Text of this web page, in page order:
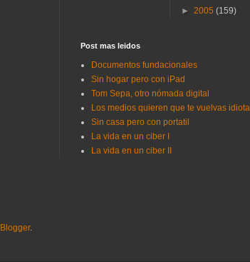
► 2005 (159)
Post mas lei­dos
Documentos fundacionales
Sin hogar pero con iPad
Tom Sepa, otro nómada digital
Los medios quieren que te vuelvas idiota
Sin casa pero con portatil
La vida en un ciber I
La vida en un ciber II
Blogger.